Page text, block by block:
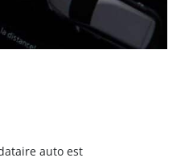
auto est